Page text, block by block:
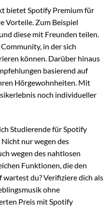
bietet Spotify Premium für
Vorteile. Zum Beispiel
diese mit Freunden teilen.
in der sich
können. Darüber hinaus
basierend auf
Hörgewohnheiten. Mit
noch individueller
Studierende für Spotify
nur wegen des
wegen des nahtlosen
Funktionen, die den
du? Verifiziere dich als
ohne
Preis mit Spotify